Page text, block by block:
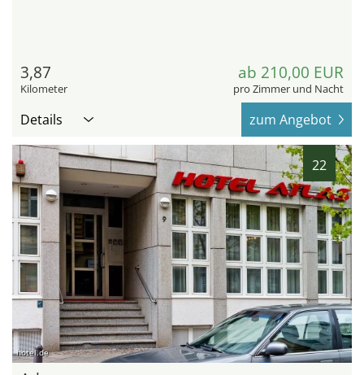
3,87
Kilometer
ab 210,00 EUR
pro Zimmer und Nacht
Details zum Angebot
22
hotel.de